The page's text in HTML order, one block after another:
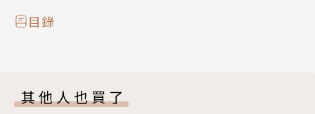
目錄
其他人也買了